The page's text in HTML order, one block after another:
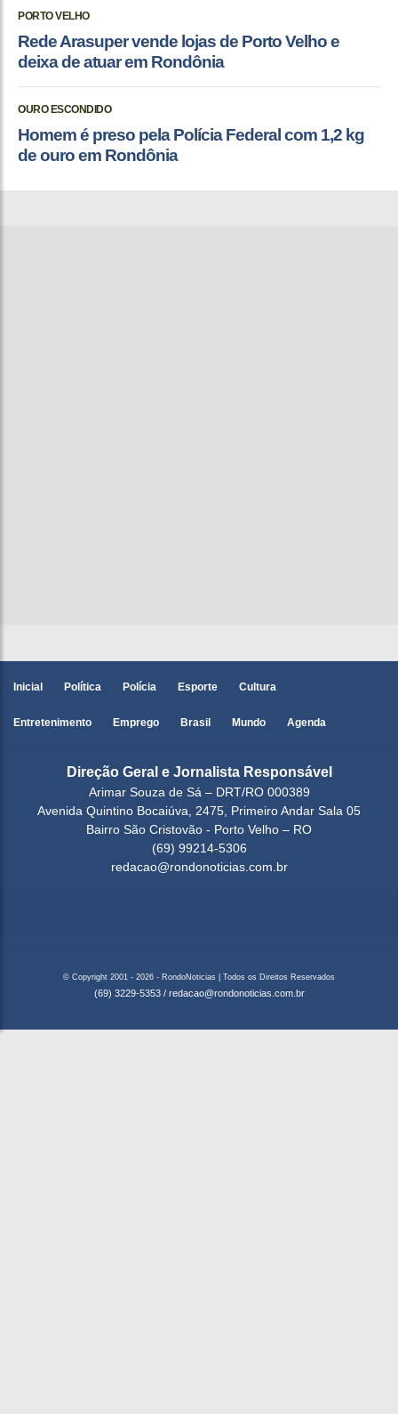
PORTO VELHO
Rede Arasuper vende lojas de Porto Velho e
deixa de atuar em Rondônia
OURO ESCONDIDO
Homem é preso pela Polícia Federal com 1,2 kg
de ouro em Rondônia
Inicial Política Polícia Esporte Cultura
Entretenimento Emprego Brasil Mundo Agenda
Direção Geral e Jornalista Responsável
Arimar Souza de Sá – DRT/RO 000389
Avenida Quintino Bocaiúva, 2475, Primeiro Andar Sala 05
Bairro São Cristovão - Porto Velho – RO
(69) 99214-5306
redacao@rondonoticias.com.br
© Copyright 2001 - 2026 - RondoNoticias | Todos os Direitos Reservados
(69) 3229-5353 / redacao@rondonoticias.com.br